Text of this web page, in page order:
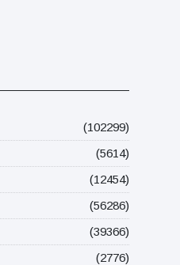
(102299)
(5614)
(12454)
(56286)
(39366)
(2776)